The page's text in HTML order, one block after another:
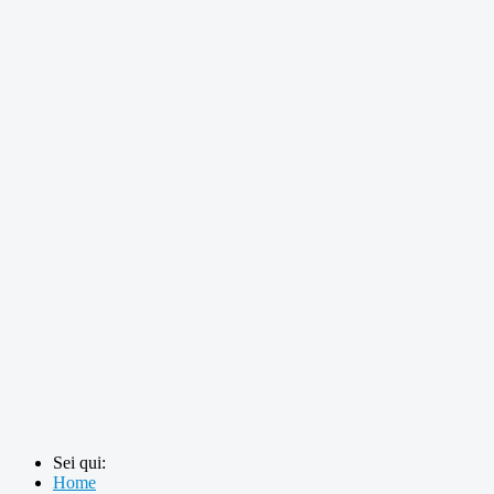
Sei qui:
Home